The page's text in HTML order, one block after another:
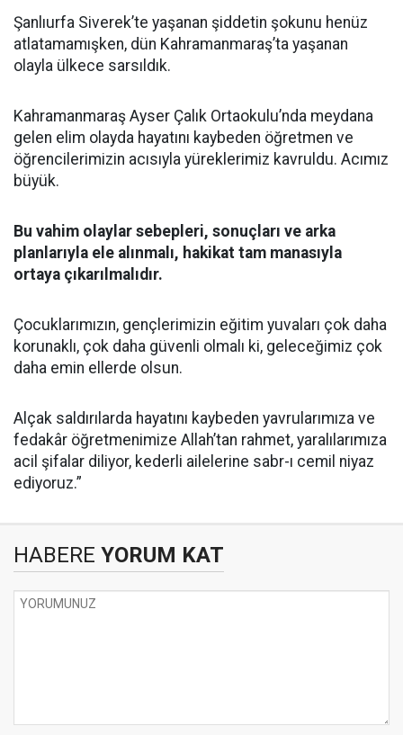
Şanlıurfa Siverek’te yaşanan şiddetin şokunu henüz
atlatamamışken, dün Kahramanmaraş’ta yaşanan
olayla ülkece sarsıldık.
Kahramanmaraş Ayser Çalık Ortaokulu’nda meydana
gelen elim olayda hayatını kaybeden öğretmen ve
öğrencilerimizin acısıyla yüreklerimiz kavruldu. Acımız
büyük.
Bu vahim olaylar sebepleri, sonuçları ve arka
planlarıyla ele alınmalı, hakikat tam manasıyla
ortaya çıkarılmalıdır.
Çocuklarımızın, gençlerimizin eğitim yuvaları çok daha
korunaklı, çok daha güvenli olmalı ki, geleceğimiz çok
daha emin ellerde olsun.
Alçak saldırılarda hayatını kaybeden yavrularımıza ve
fedakâr öğretmenimize Allah’tan rahmet, yaralılarımıza
acil şifalar diliyor, kederli ailelerine sabr-ı cemil niyaz
ediyoruz.”
HABERE YORUM KAT